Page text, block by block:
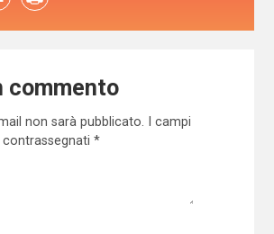
commento
non sarà pubblicato.
I campi
*